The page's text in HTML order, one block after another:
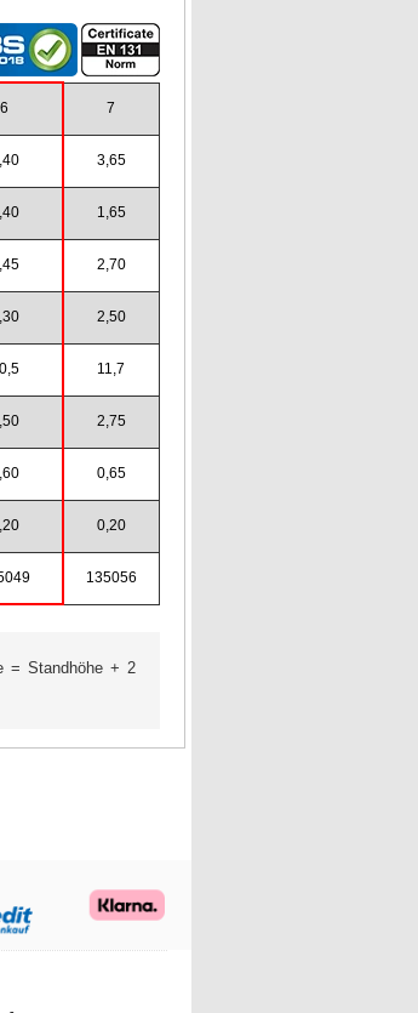
6 7
3,65
1,65
2,70
2,50
11,7
2,75
0,65
0,20
135056
= Standhöhe + 2